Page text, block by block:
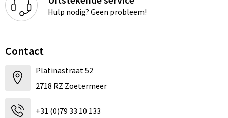
Hulp nodig? Geen probleem!
Contact
Platinastraat 52
2718 RZ Zoetermeer
+31 (0)79 33 10 133